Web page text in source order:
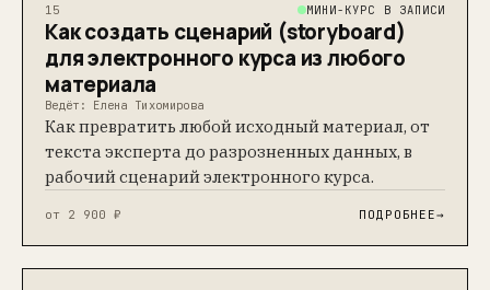
15 МИНИ-КУРС В ЗАПИСИ
Как создать сценарий (storyboard)
для электронного курса из любого
материала
Ведёт: Елена Тихомирова
Как превратить любой исходный материал, от
текста эксперта до разрозненных данных, в
рабочий сценарий электронного курса.
от 2 900 ₽ ПОДРОБНЕЕ→
Индивидуальный предприниматель
Тихомирова Елена Владимировна
ОГРНИП 321774600761305
Дата регистрации 07.12.2021
РФ, Москва, проезд Загорского, дом 11